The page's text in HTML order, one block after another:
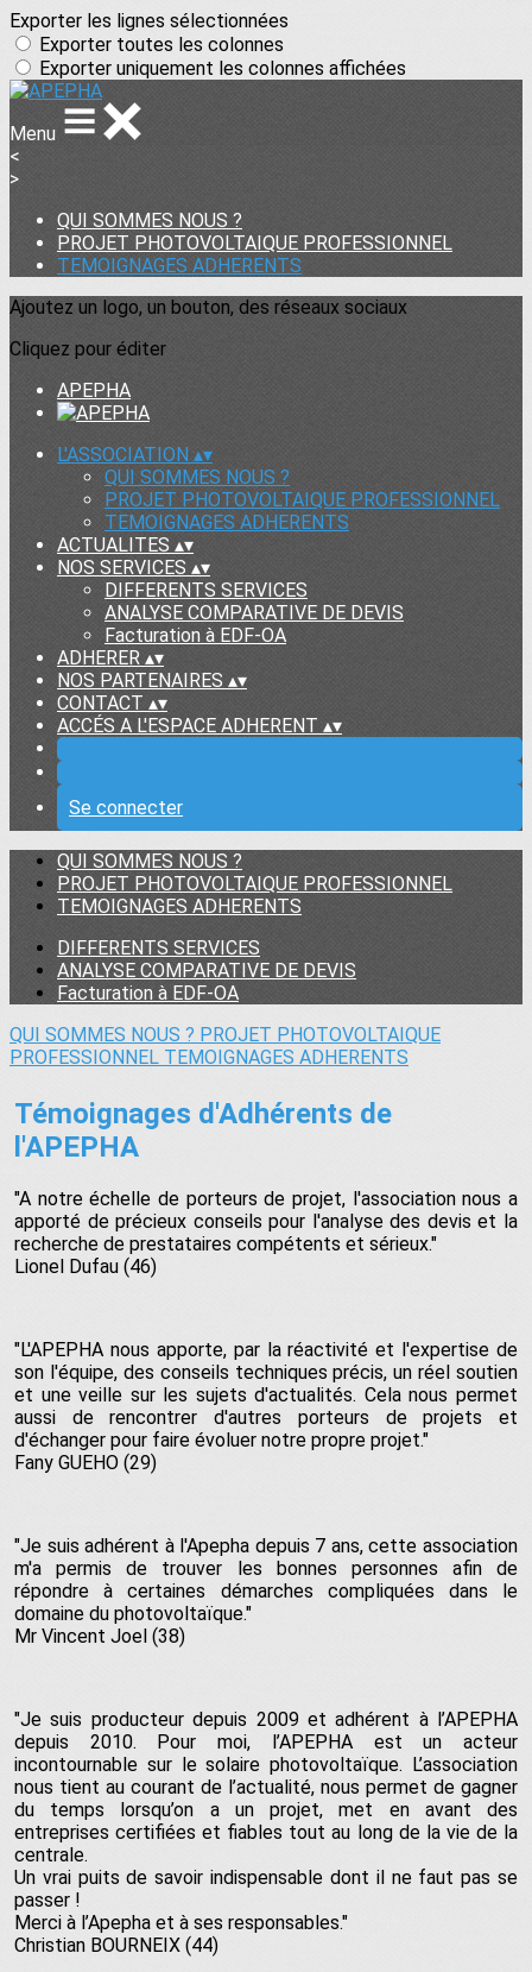
Exporter les lignes sélectionnées
Exporter toutes les colonnes
Exporter uniquement les colonnes affichées
Menu
<
>
QUI SOMMES NOUS ?
PROJET PHOTOVOLTAIQUE PROFESSIONNEL
TEMOIGNAGES ADHERENTS
Ajoutez un logo, un bouton, des réseaux sociaux
Cliquez pour éditer
APEPHA
L'ASSOCIATION ▴▾
QUI SOMMES NOUS ?
PROJET PHOTOVOLTAIQUE PROFESSIONNEL
TEMOIGNAGES ADHERENTS
ACTUALITES ▴▾
NOS SERVICES ▴▾
DIFFERENTS SERVICES
ANALYSE COMPARATIVE DE DEVIS
Facturation à EDF-OA
ADHERER ▴▾
NOS PARTENAIRES ▴▾
CONTACT ▴▾
ACCÉS A L'ESPACE ADHERENT ▴▾
Se connecter
QUI SOMMES NOUS ?
PROJET PHOTOVOLTAIQUE PROFESSIONNEL
TEMOIGNAGES ADHERENTS
DIFFERENTS SERVICES
ANALYSE COMPARATIVE DE DEVIS
Facturation à EDF-OA
QUI SOMMES NOUS ? PROJET PHOTOVOLTAIQUE
PROFESSIONNEL TEMOIGNAGES ADHERENTS
Témoignages d'Adhérents de
l'APEPHA
"A notre échelle de porteurs de projet, l'association nous a
apporté de précieux conseils pour l'analyse des devis et la
recherche de prestataires compétents et sérieux."
Lionel Dufau (46)
"L'APEPHA nous apporte, par la réactivité et l'expertise de
son l'équipe, des conseils techniques précis, un réel soutien
et une veille sur les sujets d'actualités. Cela nous permet
aussi de rencontrer d'autres porteurs de projets et
d'échanger pour faire évoluer notre propre projet."
Fany GUEHO (29)
"Je suis adhérent à l'Apepha depuis 7 ans, cette association
m'a permis de trouver les bonnes personnes afin de
répondre à certaines démarches compliquées dans le
domaine du photovoltaïque."
Mr Vincent Joel (38)
"Je suis producteur depuis 2009 et adhérent à l’APEPHA
depuis 2010. Pour moi, l’APEPHA est un acteur
incontournable sur le solaire photovoltaïque. L’association
nous tient au courant de l’actualité, nous permet de gagner
du temps lorsqu’on a un projet, met en avant des
entreprises certifiées et fiables tout au long de la vie de la
centrale.
Un vrai puits de savoir indispensable dont il ne faut pas se
passer !
Merci à l’Apepha et à ses responsables."
Christian BOURNEIX (44)